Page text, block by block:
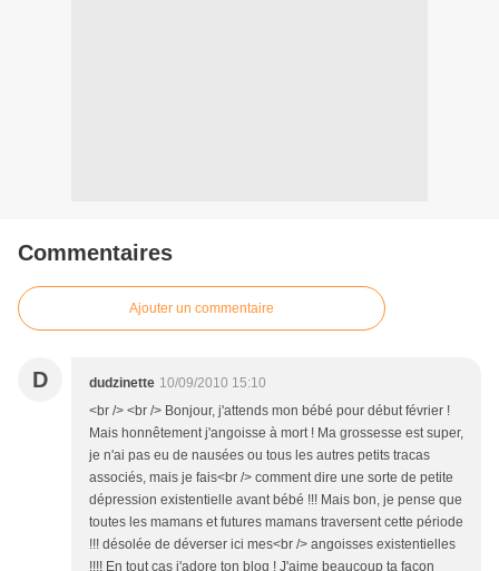
Commentaires
Ajouter un commentaire
D dudzinette 10/09/2010 15:10
<br /> <br /> Bonjour, j'attends mon bébé pour début février !
Mais honnêtement j'angoisse à mort ! Ma grossesse est super,
je n'ai pas eu de nausées ou tous les autres petits tracas
associés, mais je fais<br /> comment dire une sorte de petite
dépression existentielle avant bébé !!! Mais bon, je pense que
toutes les mamans et futures mamans traversent cette période
!!! désolée de déverser ici mes<br /> angoisses existentielles
!!!! En tout cas j'adore ton blog ! J'aime beaucoup ta façon